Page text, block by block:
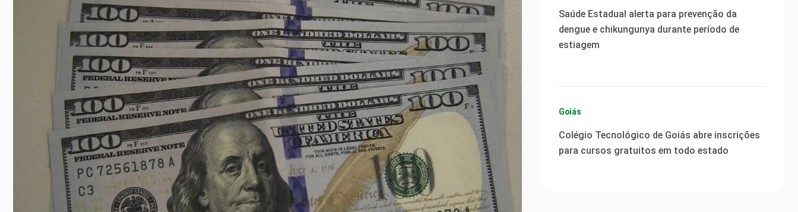
Saúde Estadual alerta para prevenção da
dengue e chikungunya durante período de
estiagem
Goiás
Colégio Tecnológico de Goiás abre inscrições
para cursos gratuitos em todo estado